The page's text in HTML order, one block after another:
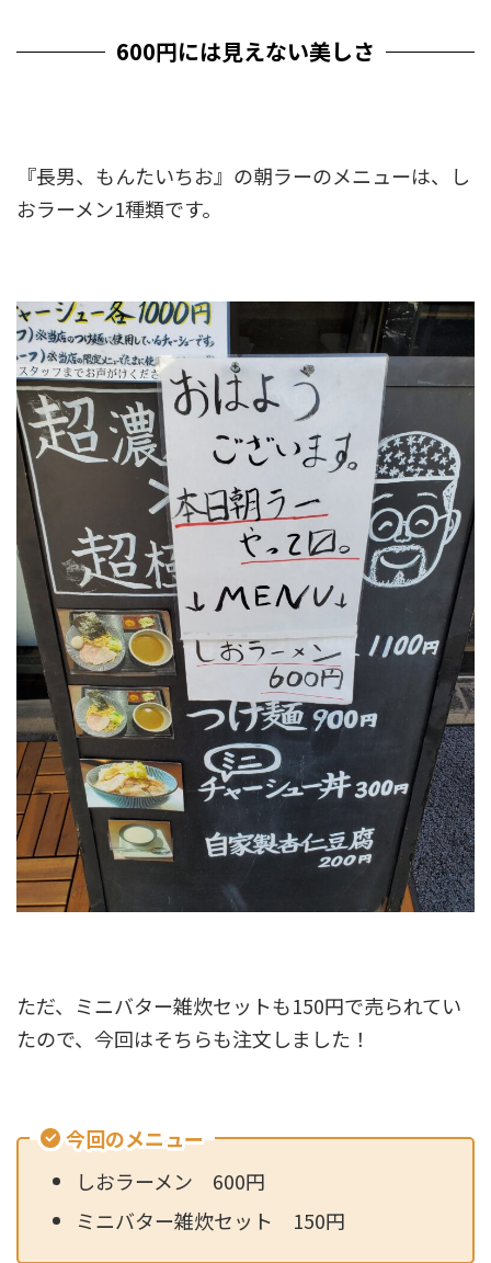
600円には見えない美しさ
『長男、もんたいちお』の朝ラーのメニューは、し
おラーメン1種類です。
ただ、ミニバター雑炊セットも150円で売られてい
たので、今回はそちらも注文しました！
今回のメニュー
しおラーメン 600円
ミニバター雑炊セット 150円